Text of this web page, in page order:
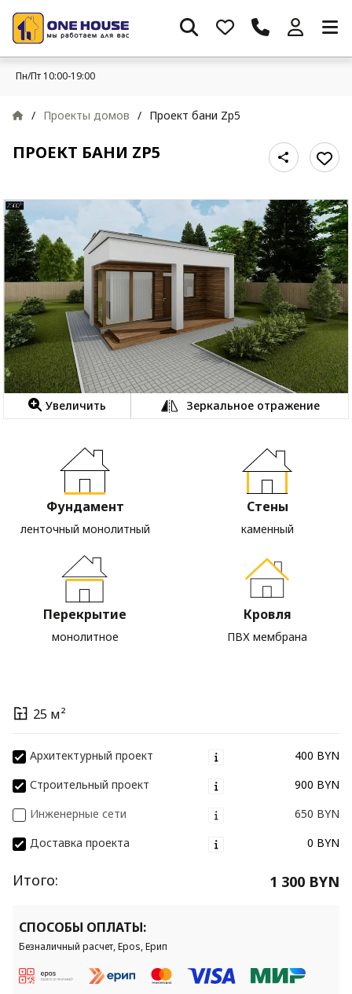
Пн/Пт 10:00-19:00
/ Проекты домов / Проект бани Zp5
ПРОЕКТ БАНИ ZP5
Увеличить Зеркальное отражение
Фундамент
ленточный монолитный
Стены
каменный
Перекрытие
монолитное
Кровля
ПВХ мембрана
25 м²
Архитектурный проект
400 BYN
Строительный проект
900 BYN
Инженерные сети
650 BYN
Доставка проекта
0 BYN
Итого: 1 300 BYN
СПОСОБЫ ОПЛАТЫ:
Безналичный расчет, Epos, Ерип